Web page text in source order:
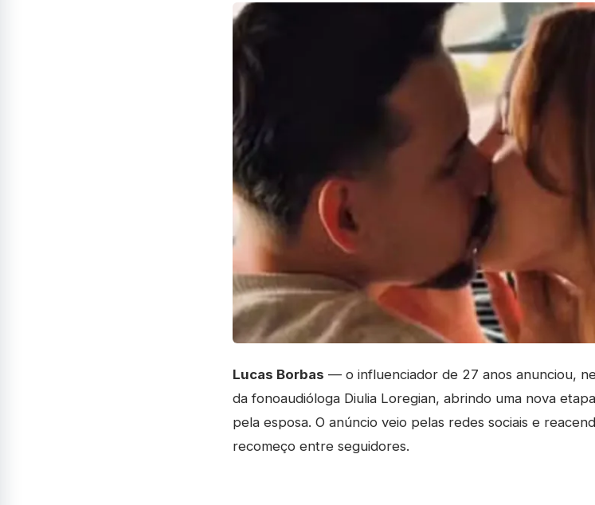
Lucas Borbas — o influenciador de 27 anos anunciou,
da fonoaudióloga Diulia Loregian, abrindo uma nova
pela esposa. O anúncio veio pelas redes sociais e
recomeço entre seguidores.